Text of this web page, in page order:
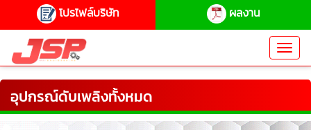
โปรไฟล์บริษัท ผลงาน
อุปกรณ์ดับเพลิงทั้งหมด